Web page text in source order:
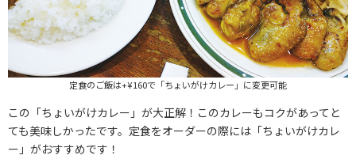
定食のご飯は+¥160で「ちょいがけカレー」に変更可能
この「ちょいがけカレー」が大正解！このカレーもコクがあってと
ても美味しかったです。定食をオーダーの際には「ちょいがけカレ
ー」がおすすめです！